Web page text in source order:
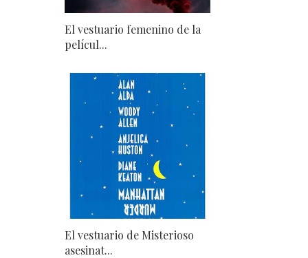
El vestuario femenino de la
películ...
El vestuario de Misterioso
asesinat...